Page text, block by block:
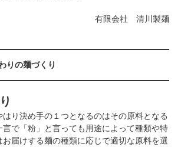
有限会社 清川製麺
りの麺づくり
り決め手の１つとなるのはその原料となる
言で「粉」と言っても用途によって種類や特
届けする麺の種類に応じで適切な原料を選